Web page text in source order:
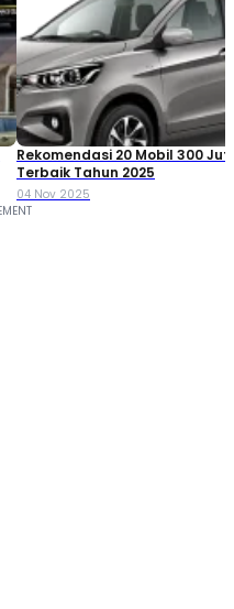
Rekomendasi 20 Mobil 300
Terbaik Tahun 2025
04 Nov 2025